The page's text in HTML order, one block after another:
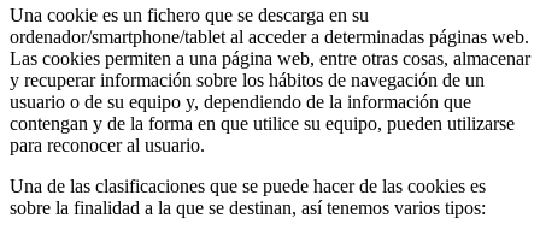
Una cookie es un fichero que se descarga en su
ordenador/smartphone/tablet al acceder a determinadas páginas web.
Las cookies permiten a una página web, entre otras cosas, almacenar
y recuperar información sobre los hábitos de navegación de un
usuario o de su equipo y, dependiendo de la información que
contengan y de la forma en que utilice su equipo, pueden utilizarse
para reconocer al usuario.
Una de las clasificaciones que se puede hacer de las cookies es
sobre la finalidad a la que se destinan, así tenemos varios tipos: